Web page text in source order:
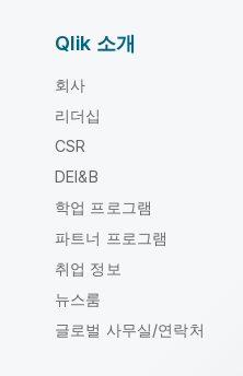
Qlik 소개
회사
리더십
CSR
DEI&B
학업 프로그램
파트너 프로그램
취업 정보
뉴스룸
글로벌 사무실/연락처